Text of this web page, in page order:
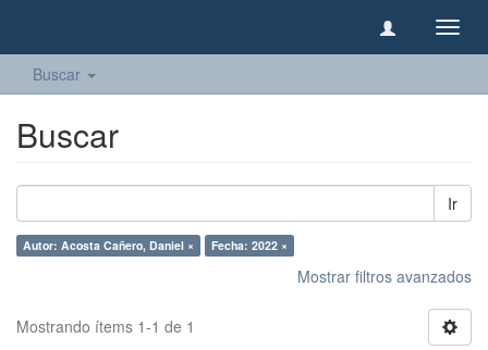
Buscar
Buscar
Ir
Autor: Acosta Cañero, Daniel × Fecha: 2022 ×
Mostrar filtros avanzados
Mostrando ítems 1-1 de 1